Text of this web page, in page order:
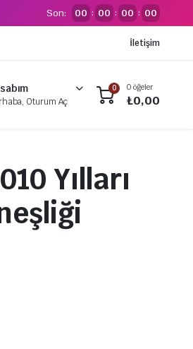
Son: 00 : 00 : 00 : 00
İletişim
Oturum Aç
0 0 öğeler
₺0,00
Yılları